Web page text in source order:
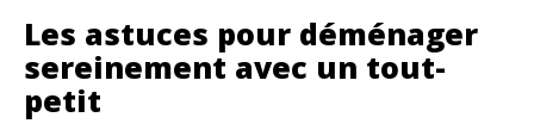
Les astuces pour déménager
sereinement avec un tout-
petit